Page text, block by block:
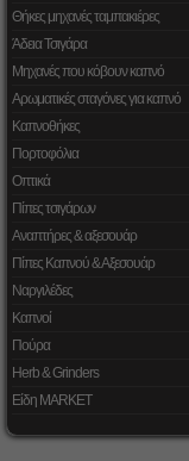
Θήκες μηχανές ταμπακιέρες
Άδεια Τσιγάρα
Μηχανές που κόβουν καπνό
Αρωματικές σταγόνες για καπνό
Καπνοθήκες
Πορτοφόλια
Οπτικά
Πίπες τσιγάρων
Αναπτήρες & αξεσουάρ
Πίπες Καπνού & Αξεσουάρ
Ναργιλέδες
Καπνοί
Πούρα
Herb & Grinders
Είδη MARKET